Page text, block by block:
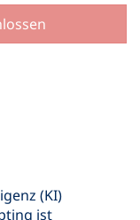
(KI)
ist